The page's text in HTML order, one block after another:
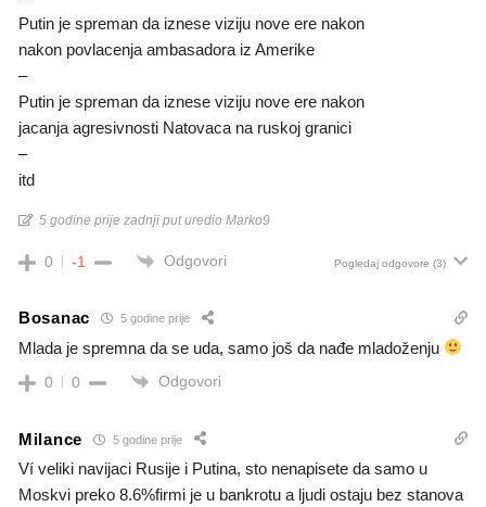
Putin je spreman da iznese viziju nove ere nakon
nakon povlacenja ambasadora iz Amerike
–
Putin je spreman da iznese viziju nove ere nakon
jacanja agresivnosti Natovaca na ruskoj granici
–
itd
5 godine prije zadnji put uredio Marko9
0 -1 Odgovori Pogledaj odgovore (3)
Bosanac 5 godine prije
Mlada je spremna da se uda, samo još da nađe mladoženju
0 0 Odgovori
Milance 5 godine prije
Ví veliki navijaci Rusije i Putina, sto nenapisete da samo u
Moskvi preko 8.6%firmi je u bankrotu a ljudi ostaju bez stanova